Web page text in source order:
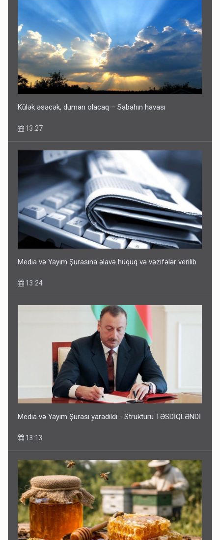
Külək əsəcək, duman olacaq – Sabahın havası
13:27
Media və Yayım Şurasına əlavə hüquq və vəzifələr verilib
13:24
Media və Yayım Şurası yaradıldı - Strukturu TƏSDİQLƏNDİ
13:13